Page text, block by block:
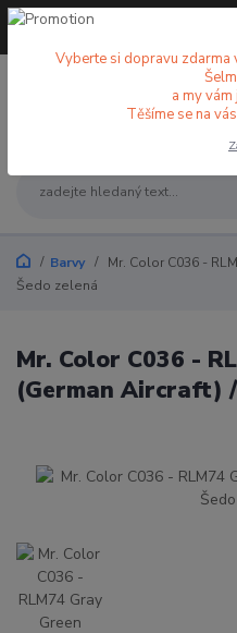
+420 773 998 582
Barvy
Mr. Color C036 -
Šedo zelená
Mr. Color C036 -
(German Aircraft)
Vyberte si dopravu zdarma
a my
Těšíme se na